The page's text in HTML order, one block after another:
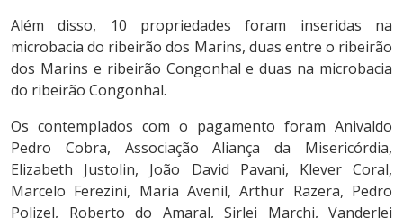
Além disso, 10 propriedades foram inseridas na
microbacia do ribeirão dos Marins, duas entre o ribeirão
dos Marins e ribeirão Congonhal e duas na microbacia
do ribeirão Congonhal.
Os contemplados com o pagamento foram Anivaldo
Pedro Cobra, Associação Aliança da Misericórdia,
Elizabeth Justolin, João David Pavani, Klever Coral,
Marcelo Ferezini, Maria Avenil, Arthur Razera, Pedro
Polizel, Roberto do Amaral, Sirlei Marchi, Vanderlei